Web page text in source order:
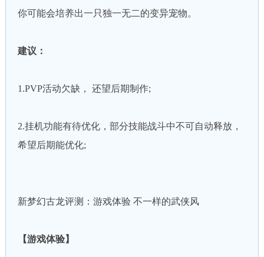
你可能会培养出一只独一无二的变异宠物。
建议：
1.PVP活动欠缺， 还望后期制作;
2.挂机功能有待优化，部分技能战斗中不可自动释放，
希望后期能优化;
新梦幻古龙评测：游戏体验 不一样的武侠风
【游戏体验】